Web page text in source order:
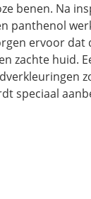
benen. Na
panthenol
ervoor
zachte huid.
speciaal